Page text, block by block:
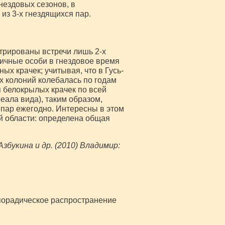
сезонов, в
3-х гнездящихся пар.
встречи лишь 2-х
особи в гнездовое время
крачек; учитывая, что в Гусь-
колоний колебалась по годам
крачек по всей
вида), таким образом,
ежегодно. Интересны в этом
области: определена общая
и др. (2010) Владимир:
распространение